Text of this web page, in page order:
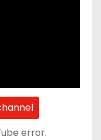
error.